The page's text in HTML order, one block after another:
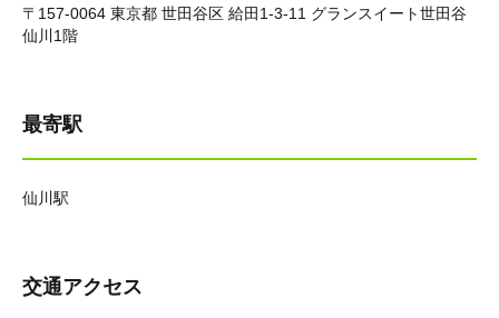
〒157-0064 東京都 世田谷区 給田1-3-11 グランスイート世田谷
仙川1階
最寄駅
仙川駅
交通アクセス